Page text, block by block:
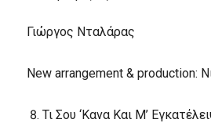
Γιώργος Νταλάρας
New arrangement & production:
Τι Σου ‘Κανα Και Μ’